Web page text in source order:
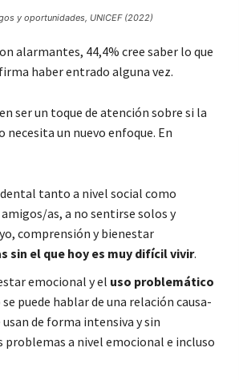
y oportunidades, UNICEF (2022)
alarmantes, 44,4% cree saber lo que
haber entrado alguna vez.
ser un toque de atención sobre si la
un nuevo enfoque. En
tanto a nivel social como
as, a no sentirse solos y
comprensión y bienestar
sin el que hoy es muy difícil vivir.
emocional y el uso problemático
puede hablar de una relación causa-
de forma intensiva y sin
a nivel emocional e incluso